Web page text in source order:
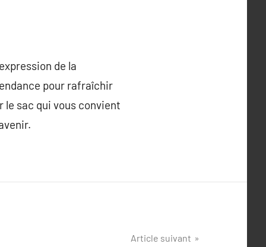
de la
pour rafraîchir
sac qui vous convient
Article suivant